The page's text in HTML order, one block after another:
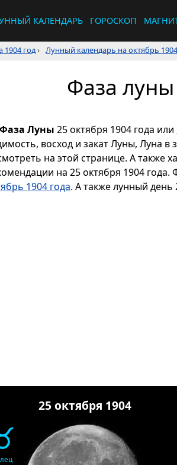
КАЛЕНДАРЬ ГОРОСКОП
1904 год› Лунный календарь на октябрь
Фаза луны
Фаза Луны 25 октября 1904 года или
восход и закат Луны, Луна
на этой странице. А также
на 25 октября 1904
1904 года. А также лунный день
25 октября 1904